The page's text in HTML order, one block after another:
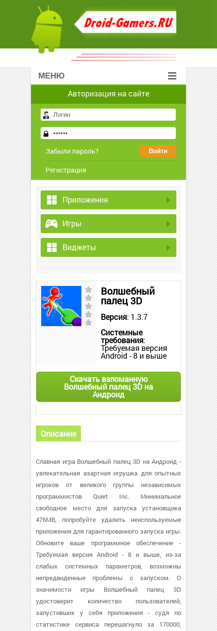
МЕНЮ
Авторизация на сайте
Забыли пароль?
Регистрация
Приложения
Игры
Виджеты
Волшебный
палец 3D
Версия: 1.3.7
Системные
требования:
Требуемая версия
Android - 8 и выше
Скачать взломанную
Волшебный палец 3D на
Андроид
Описание
Славная игра Волшебный палец 3D на Андроид -
увлекательная азартная игрушка для опытных
игроков от великого группы независимых
программистов Quiet Inc. Минимальное
свободное место для запуска установщика
476MB, попробуйте удалить неиспользуемые
приложения для гарантированного запуска игры.
Обновите ваше программное обеспечение -
Требуемая версия Android - 8 и выше, из-за
слабых системных параметров, возможны
непредвиденные проблемы с запуском. О
значимости игры Волшебный палец 3D
удостоверит количество пользователей,
запустивших у себя приложения - судя по
статистике сервиса перешагнуло за 170000,